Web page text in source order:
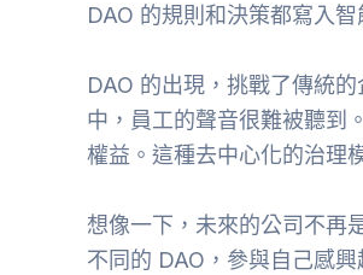
DAO 的規則和決策都寫入
DAO 的出現，挑戰了傳統
中，員工的聲音很難被聽到
權益。這種去中心化的治理
想像一下，未來的公司不再
不同的 DAO，參與自己感